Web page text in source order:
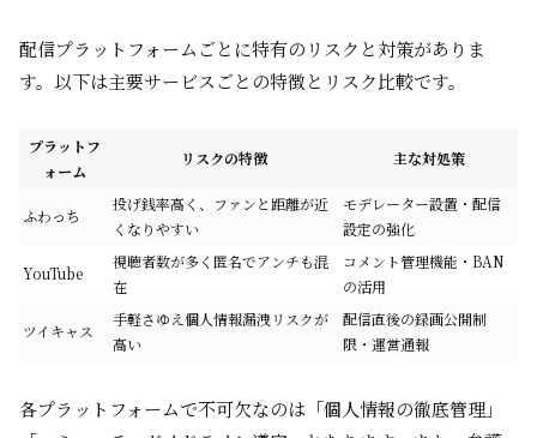
配信プラットフォームごとに特有のリスクと対策がありま
す。以下は主要サービスごとの特徴とリスク比較です。
プラットフ
ォーム
リスクの特徴 主な対処策
ふわっち
投げ銭率高く、ファンと距離が近
くなりやすい
モデレーター設置・配信
設定の強化
YouTube
視聴者数が多く匿名でアンチも混
在
コメント管理機能・BAN
の活用
ツイキャス
手軽さゆえ個人情報漏洩リスクが
高い
配信直後の録画公開制
限・運営通報
各プラットフォームで不可欠なのは「個人情報の徹底管理」